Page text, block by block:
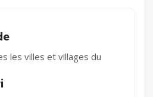
les villes et villages du